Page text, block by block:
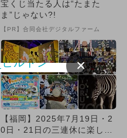
宝くじ当たる人は“たまた
ま”じゃない?!
【PR】合同会社デジタルファーム
【福岡】2025年7月19日・2
0日・21日の三連休に楽しめ
×